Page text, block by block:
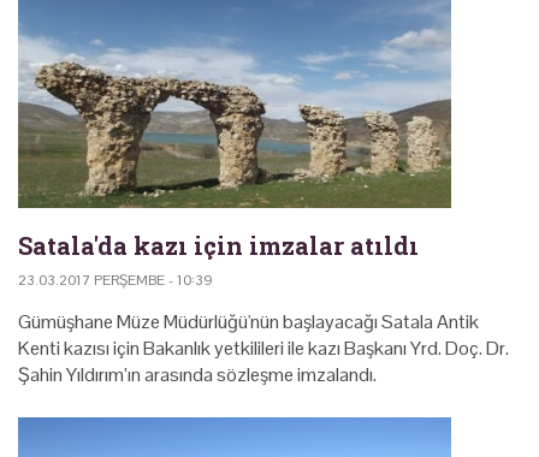
Satala'da kazı için imzalar atıldı
23.03.2017 PERŞEMBE - 10:39
Gümüşhane Müze Müdürlüğü'nün başlayacağı Satala Antik
Kenti kazısı için Bakanlık yetkilileri ile kazı Başkanı Yrd. Doç. Dr.
Şahin Yıldırım’ın arasında sözleşme imzalandı.